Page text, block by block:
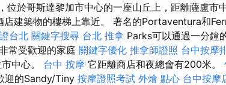
位於哥斯達黎加市中心的一座山丘上，距離薩盧市
建築物的樓梯上靠近。 著名的Portaventura和
台北 關鍵字搜尋 台北 推拿 Parks可以通過一分鐘
常受歡迎的家庭 關鍵字優化 推拿師證照 台中按摩
中心。 台中 按摩 它距離商店和夜總會有200米。
迎的Sandy/Tiny 按摩證照考試 外燴 點心 台中按摩